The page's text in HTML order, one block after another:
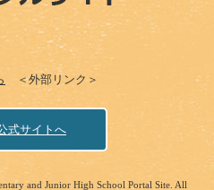
＜外部リンク＞
式サイトへ
and Junior High School Portal Site. All